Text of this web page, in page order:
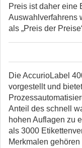
Preis ist daher eine
Auswahlverfahrens
als „Preis der
Die AccurioLabel
vorgestellt und
Anteil des schnell
hohen Auflagen zu
als 3000
Merkmalen